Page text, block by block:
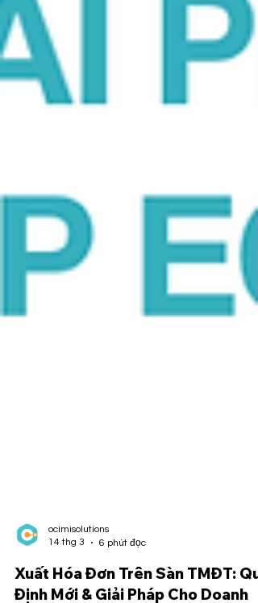
ocimisolutions
Xuất Hóa Đơn Trên Sàn TMĐT: